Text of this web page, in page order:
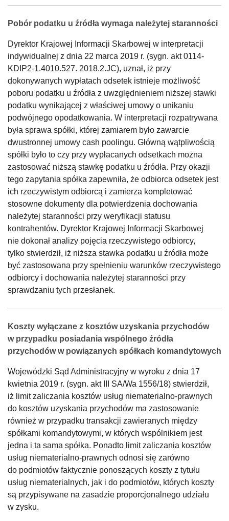
Pobór podatku u źródła wymaga należytej staranności
Dyrektor Krajowej Informacji Skarbowej w interpretacji
indywidualnej z dnia 22 marca 2019 r. (sygn. akt 0114-
KDIP2-1.4010.527. 2018.2.JC), uznał, iż przy
dokonywanych wypłatach odsetek istnieje możliwość
poboru podatku u źródła z uwzględnieniem niższej stawki
podatku wynikającej z właściwej umowy o unikaniu
podwójnego opodatkowania. W interpretacji rozpatrywana
była sprawa spółki, której zamiarem było zawarcie
dwustronnej umowy cash poolingu. Główną wątpliwością
spółki było to czy przy wypłacanych odsetkach można
zastosować niższą stawkę podatku u źródła. Przy okazji
tego zapytania spółka zapewniła, że odbiorca odsetek jest
ich rzeczywistym odbiorcą i zamierza kompletować
stosowne dokumenty dla potwierdzenia dochowania
należytej staranności przy weryfikacji statusu
kontrahentów. Dyrektor Krajowej Informacji Skarbowej
nie dokonał analizy pojęcia rzeczywistego odbiorcy,
tylko stwierdził, iż niższa stawka podatku u źródła może
być zastosowana przy spełnieniu warunków rzeczywistego
odbiorcy i dochowania należytej staranności przy
sprawdzaniu tych przesłanek.
Koszty wyłączane z kosztów uzyskania przychodów
w przypadku posiadania wspólnego źródła
przychodów w powiązanych spółkach komandytowych
Wojewódzki Sąd Administracyjny w wyroku z dnia 17
kwietnia 2019 r. (sygn. akt III SA/Wa 1556/18) stwierdził,
iż limit zaliczania kosztów usług niematerialno-prawnych
do kosztów uzyskania przychodów ma zastosowanie
również w przypadku transakcji zawieranych między
spółkami komandytowymi, w których wspólnikiem jest
jedna i ta sama spółka. Ponadto limit zaliczania kosztów
usług niematerialno-prawnych odnosi się zarówno
do podmiotów faktycznie ponoszących koszty z tytułu
usług niematerialnych, jak i do podmiotów, których koszty
są przypisywane na zasadzie proporcjonalnego udziału
w zysku.